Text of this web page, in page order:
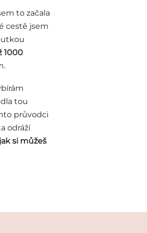
to začala
cestě jsem
1000
tou
průvodci
odráží
jak si můžeš